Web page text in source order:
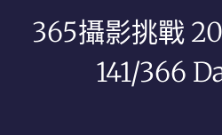
365攝影挑戰
141/366